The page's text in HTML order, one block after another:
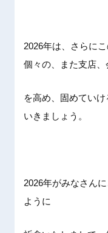
2026年は、さらに
個々の、また支店
を高め、固めてい
いきましょう。
2026年がみなさん
ように